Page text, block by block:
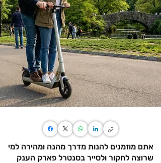
אתם מוזמנים להנות מדרך מהנה ומהירה למי
שרוצה לחקור ולסייר בסנטרל פארק הענק